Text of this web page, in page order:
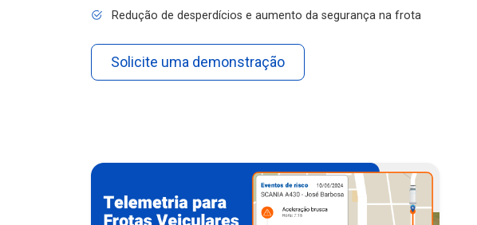
Redução de desperdícios e aumento da segurança na frota
Solicite uma demonstração